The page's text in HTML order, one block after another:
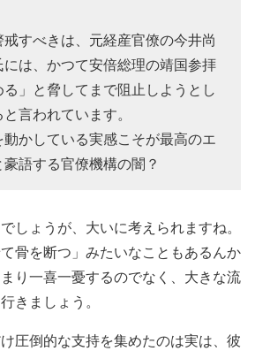
すべきは、元経産官僚の今井尚
は、かつて安倍総理の靖国参拝
」と脅してまで阻止しようとし
言われています。
動かしている実感こそが最高のエ
語する官僚機構の闇？
しょうが、大いに考えられますね。
骨を断つ」みたいなこともあるんか
り一喜一憂するのでなく、大きな流
きましょう。
圧倒的な支持を集めたのは実は、彼